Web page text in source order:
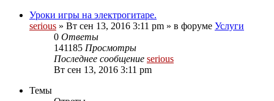
Уроки игры на электрогитаре.
serious » Вт сен 13, 2016 3:11 pm » в форуме Услуги
0 Ответы
141185 Просмотры
Последнее сообщение serious
Вт сен 13, 2016 3:11 pm
Темы